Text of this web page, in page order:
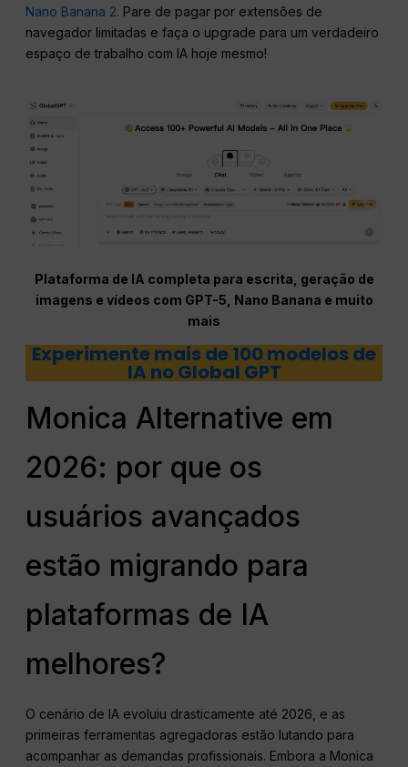
Nano Banana 2. Pare de pagar por extensões de
navegador limitadas e faça o upgrade para um verdadeiro
espaço de trabalho com IA hoje mesmo!
Plataforma de IA completa para escrita, geração de
imagens e vídeos com GPT-5, Nano Banana e muito
mais
Experimente mais de 100 modelos de
IA no Global GPT
Monica Alternative em
2026: por que os
usuários avançados
estão migrando para
plataformas de IA
melhores?
O cenário de IA evoluiu drasticamente até 2026, e as
primeiras ferramentas agregadoras estão lutando para
acompanhar as demandas profissionais. Embora a Monica